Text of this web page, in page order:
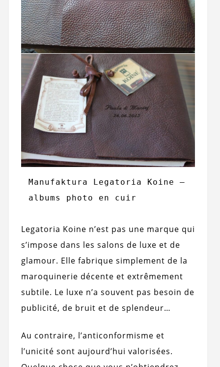
Manufaktura Legatoria Koine –
albums photo en cuir
Legatoria Koine n’est pas une marque qui
s’impose dans les salons de luxe et de
glamour. Elle fabrique simplement de la
maroquinerie décente et extrêmement
subtile. Le luxe n’a souvent pas besoin de
publicité, de bruit et de splendeur…
Au contraire, l’anticonformisme et
l’unicité sont aujourd’hui valorisées.